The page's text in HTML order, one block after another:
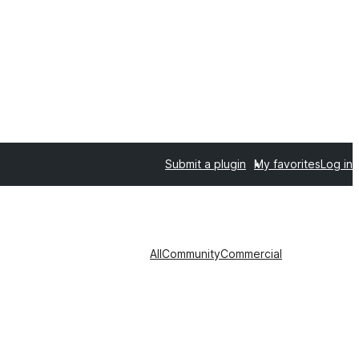
Submit a plugin My favoritesLog in
AllCommunityCommercial